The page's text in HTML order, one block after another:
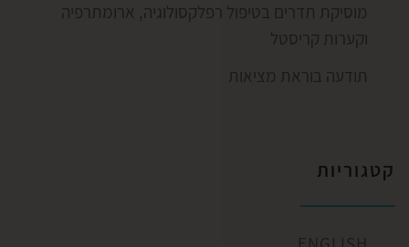
מוסיקת תדרים בטיפול רפלקסולוגיה, ארומתרפיה
וקערות קריסטל
תודעה בוראת מציאות
קטגוריות